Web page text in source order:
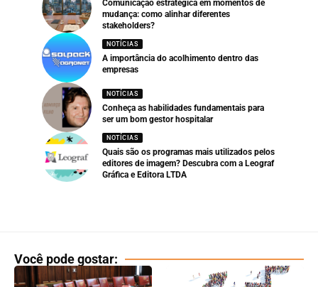
Comunicação estratégica em momentos de
mudança: como alinhar diferentes
stakeholders?
NOTÍCIAS
A importância do acolhimento dentro das
empresas
NOTÍCIAS
Conheça as habilidades fundamentais para
ser um bom gestor hospitalar
NOTÍCIAS
Quais são os programas mais utilizados pelos
editores de imagem? Descubra com a Leograf
Gráfica e Editora LTDA
Você pode gostar: